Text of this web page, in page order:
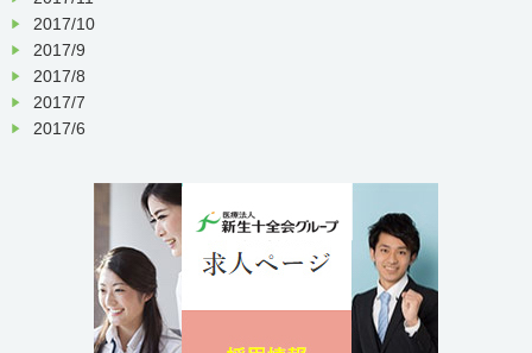
2017/10
2017/9
2017/8
2017/7
2017/6